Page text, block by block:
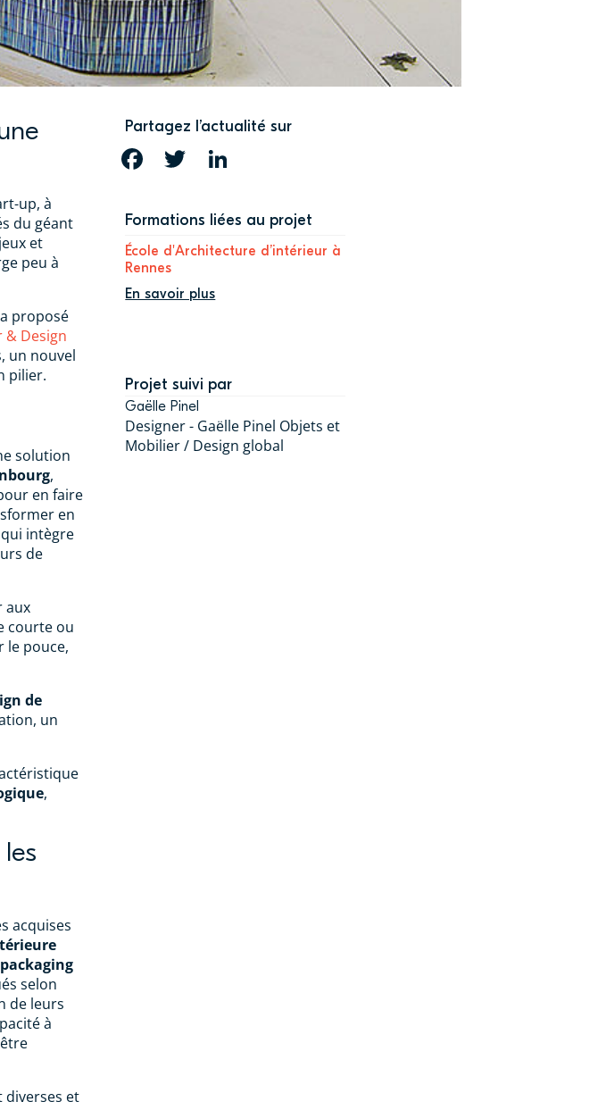
up, à
du géant
et
peu à
a proposé
& Design
un nouvel
pilier.
solution
,
en faire
en
intègre
de
aux
courte ou
le pouce,
de
un
,
acquises
packaging
selon
de leurs
à
diverses et
Projet suivi par
Gaëlle Pinel
Designer - Gaëlle Pinel Objets et
Mobilier / Design global
Partagez l’actualité sur
FACEBOOKTWITTER
Formations liées au projet
École d'Architecture d’intérieur à
Rennes
En savoir plus